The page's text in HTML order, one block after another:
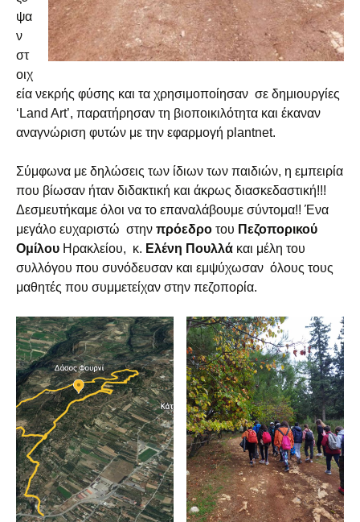
ψα
ν
στ
οιχ
εία νεκρής φύσης και τα χρησιμοποίησαν σε δημιουργίες
‘Land Art’, παρατήρησαν τη βιοποικιλότητα και έκαναν
αναγνώριση φυτών με την εφαρμογή plantnet.
Σύμφωνα με δηλώσεις των ίδιων των παιδιών, η εμπειρία
που βίωσαν ήταν διδακτική και άκρως διασκεδαστική!!!
Δεσμευτήκαμε όλοι να το επαναλάβουμε σύντομα!! Ένα
μεγάλο ευχαριστώ στην πρόεδρο του Πεζοπορικού
Ομίλου Ηρακλείου, κ. Ελένη Πουλλά και μέλη του
συλλόγου που συνόδευσαν και εμψύχωσαν όλους τους
μαθητές που συμμετείχαν στην πεζοπορία.